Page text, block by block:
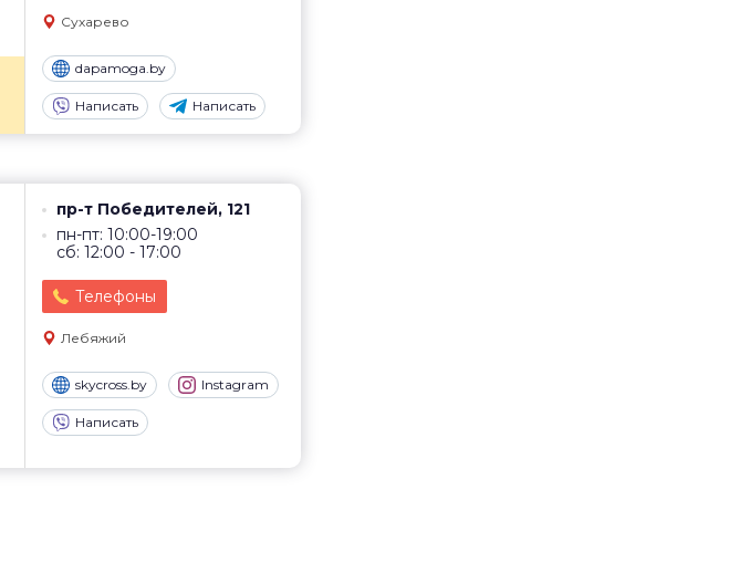
Сухарево
dapamoga.by
Написать Написать
пр-т Победителей, 121
пн-пт: 10:00-19:00
сб: 12:00 - 17:00
Телефоны
Лебяжий
skycross.by Instagram
Написать